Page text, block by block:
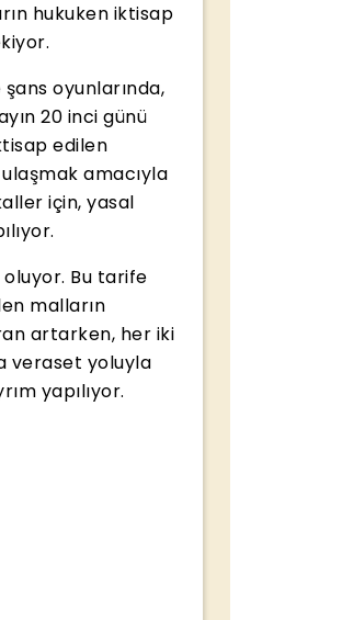
hukuken iktisap
oyunlarında,
20 inci günü
edilen
amacıyla
için, yasal
Bu tarife
malların
artarken, her iki
veraset yoluyla
yapılıyor.